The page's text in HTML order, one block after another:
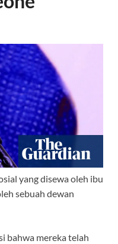
yang disewa oleh ibu
sebuah dewan
bahwa mereka telah